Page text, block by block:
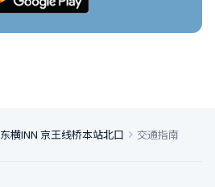
东横INN 京王线桥本站北口 交通指南